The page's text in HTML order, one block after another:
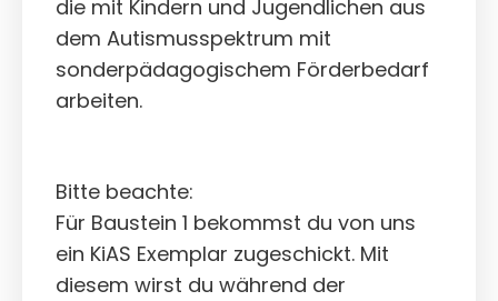
die mit Kindern und Jugendlichen aus
dem Autismusspektrum mit
sonderpädagogischem Förderbedarf
arbeiten.
Bitte beachte:
Für Baustein 1 bekommst du von uns
ein KiAS Exemplar zugeschickt. Mit
diesem wirst du während der